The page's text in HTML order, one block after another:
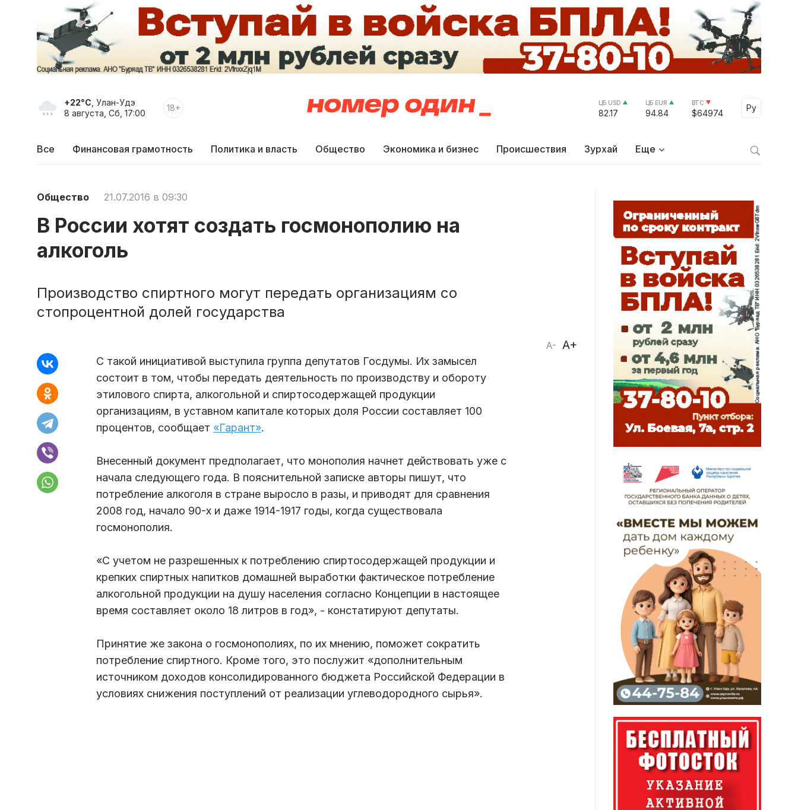
+22°C , Улан-Удэ
8 августа, Сб, 17:00
18+ ЦБ USD
82.17
ЦБ EUR
94.84
BTC
$64974
Ру
Select
Все Финансовая грамотность Политика и власть Общество Экономика и бизнес Происшествия Зурхай Еще
Общество 21.07.2016 в 09:30
В России хотят создать госмонополию на
алкоголь
Производство спиртного могут передать организациям со
стопроцентной долей государства
A- A+
С такой инициативой выступила группа депутатов Госдумы. Их замысел
состоит в том, чтобы передать деятельность по производству и обороту
этилового спирта, алкогольной и спиртосодержащей продукции
организациям, в уставном капитале которых доля России составляет 100
процентов, сообщает «Гарант».
Внесенный документ предполагает, что монополия начнет действовать уже с
начала следующего года. В пояснительной записке авторы пишут, что
потребление алкоголя в стране выросло в разы, и приводят для сравнения
2008 год, начало 90-х и даже 1914-1917 годы, когда существовала
госмонополия.
«С учетом не разрешенных к потреблению спиртосодержащей продукции и
крепких спиртных напитков домашней выработки фактическое потребление
алкогольной продукции на душу населения согласно Концепции в настоящее
время составляет около 18 литров в год», - констатируют депутаты.
Принятие же закона о госмонополиях, по их мнению, поможет сократить
потребление спиртного. Кроме того, это послужит «дополнительным
источником доходов консолидированного бюджета Российской Федерации в
условиях снижения поступлений от реализации углеводородного сырья».